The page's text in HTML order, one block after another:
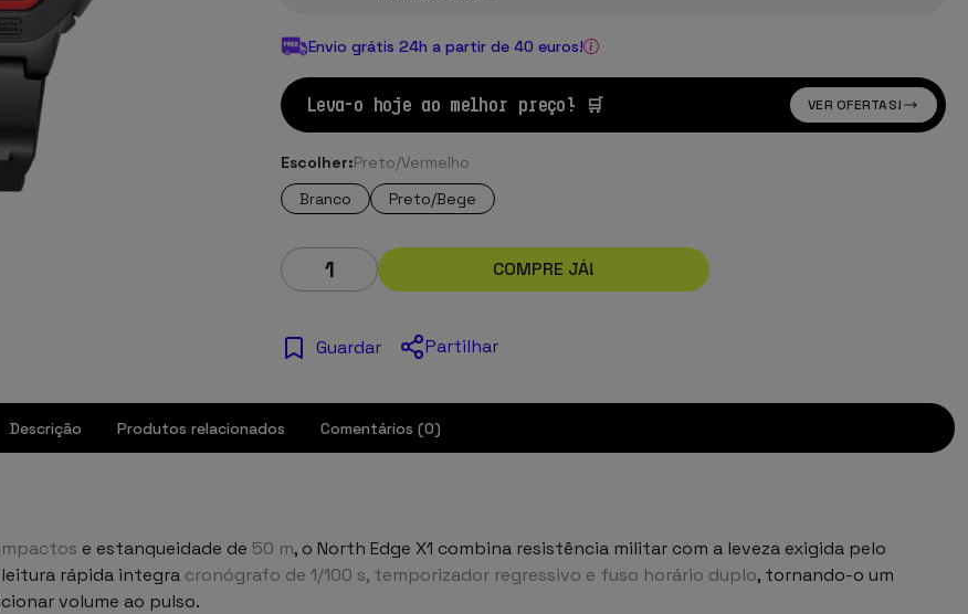
Envio grátis 24h a partir de 40 euros!
Leva-o hoje ao melhor preço! 🛒 VER OFERTAS!
Escolher:Preto/Vermelho
Branco
Preto/Bege
COMPRE JÁ!
Guardar Partilhar
Descrição Produtos relacionados Comentários (0)
e estanqueidade de 50 m, o North Edge X1 combina resistência militar com a leveza exigida pelo
rápida integra cronógrafo de 1/100 s, temporizador regressivo e fuso horário duplo, tornando-o um
volume ao pulso.